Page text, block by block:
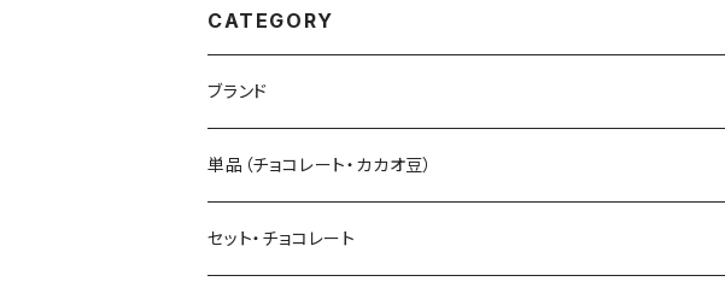
CATEGORY
ブランド
Sibu CHOCOLATE シブ チョコレート
Senor Cacao セニョールカカオ
単品（チョコレート・カカオ豆）
板チョコレート
セット・チョコレート